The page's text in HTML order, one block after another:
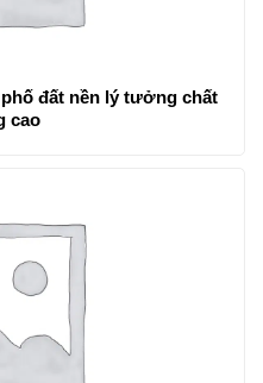
đất nền lý tưởng chất
cao